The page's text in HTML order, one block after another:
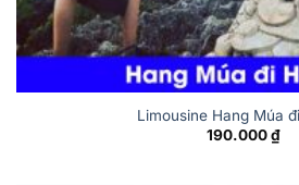
Limousine Hang Múa
190.000₫